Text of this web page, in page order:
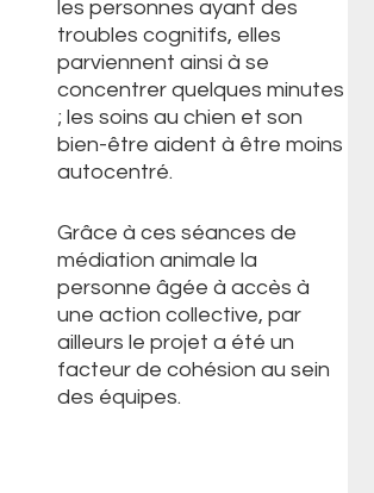
les personnes ayant des
troubles cognitifs, elles
parviennent ainsi à se
concentrer quelques minutes
; les soins au chien et son
bien-être aident à être moins
autocentré.
Grâce à ces séances de
médiation animale la
personne âgée à accès à
une action collective, par
ailleurs le projet a été un
facteur de cohésion au sein
des équipes.